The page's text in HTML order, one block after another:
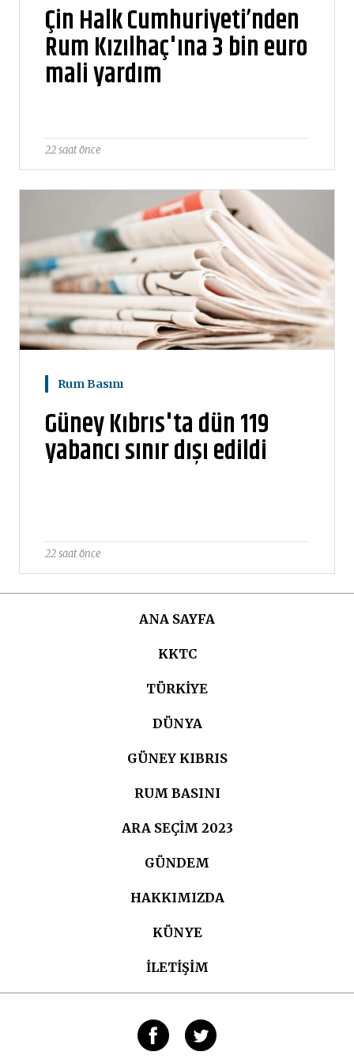
Çin Halk Cumhuriyeti’nden
Rum Kızılhaç'ına 3 bin euro
mali yardım
22 saat önce
Rum Basını
Güney Kıbrıs'ta dün 119
yabancı sınır dışı edildi
22 saat önce
ANA SAYFA
KKTC
TÜRKIYE
DÜNYA
GÜNEY KIBRIS
RUM BASINI
ARA SEÇIM 2023
GÜNDEM
HAKKIMIZDA
KÜNYE
İLETİŞİM